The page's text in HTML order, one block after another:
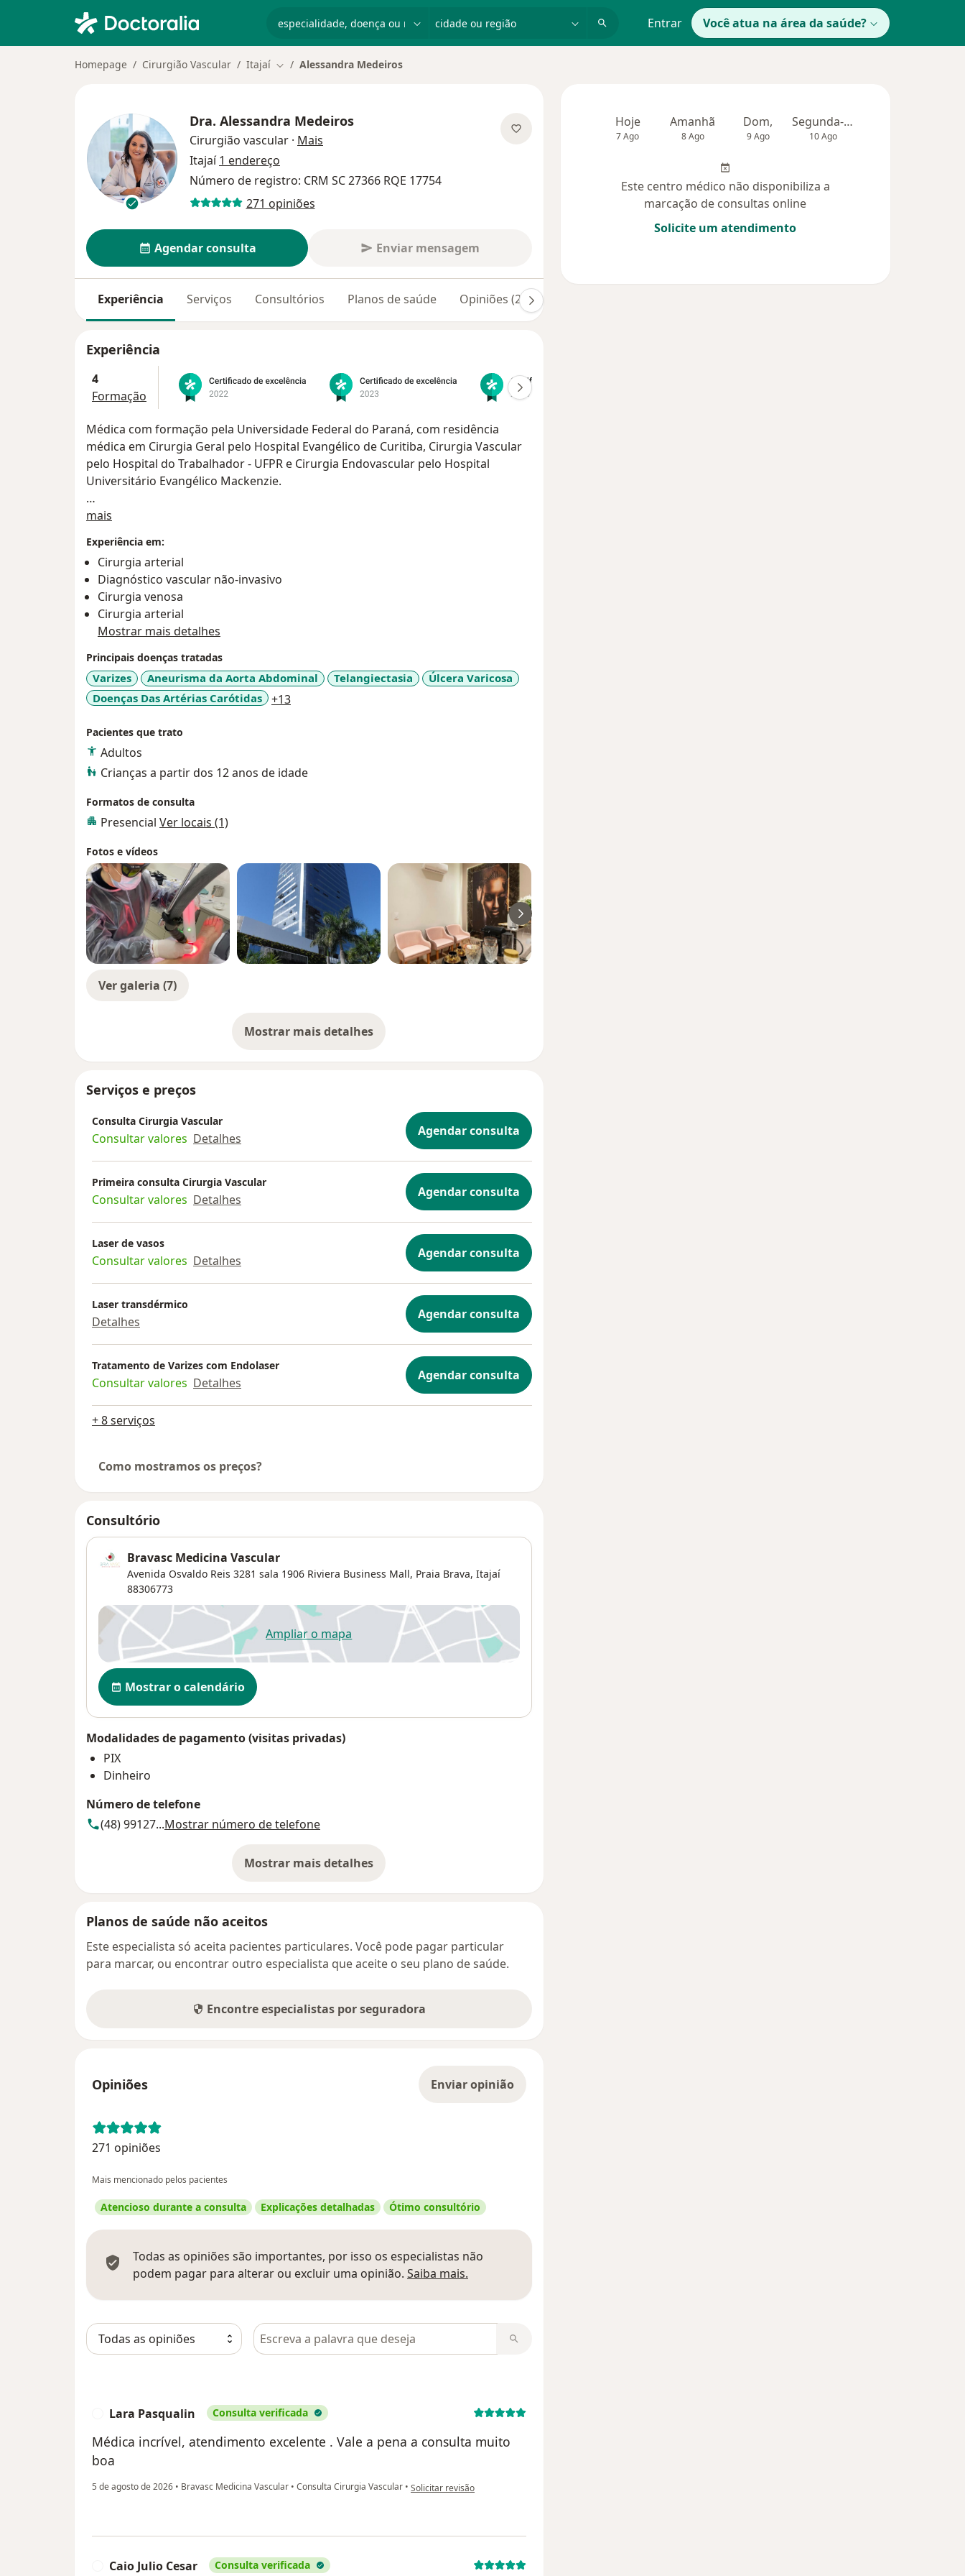
Entrar Você atua na área da saúde?
Homepage Cirurgião Vascular Itajaí Mudar de cidade
Alessandra Medeiros
Dra. Alessandra Medeiros
Cirurgião vascular · Mais
Itajaí1 endereço
Número de registro: CRM SC 27366 RQE 17754
271 opiniões
Agendar consulta Enviar mensagem
Experiência Serviços Consultórios Planos de saúde Opiniões (271)
Experiência
4
Formação
Médica com formação pela Universidade Federal do Paraná, com residência
médica em Cirurgia Geral pelo Hospital Evangélico de Curitiba, Cirurgia Vascular
pelo Hospital do Trabalhador - UFPR e Cirurgia Endovascular pelo Hospital
Universitário Evangélico Mackenzie.
Atuação na área de cirurgia vascular, endovascular, angiologia, flebologia,
procedimentos ambulatoriais e cirúrgicos.
mais
Experiência em:
Cirurgia arterial
Diagnóstico vascular não-invasivo
Cirurgia venosa
Cirurgia arterial
Mostrar mais detalhes
Principais doenças tratadas
Varizes Aneurisma da Aorta Abdominal Telangiectasia
Úlcera Varicosa
Doenças Das Artérias Carótidas
+13a11y_sr_more_diseases
Pacientes que trato
Adultos
Crianças a partir dos 12 anos de idade
Formatos de consulta
Presencial Ver locais (1)
Fotos e vídeos
Ver galeria (7)
Mostrar mais detalhes
sobre a experiência
Serviços e preços
Consulta Cirurgia Vascular
Consultar valores Detalhes Agendar consulta
Primeira consulta Cirurgia Vascular
Consultar valores Detalhes Agendar consulta
Laser de vasos
Consultar valores Detalhes Agendar consulta
Laser transdérmico
Detalhes Agendar consulta
Tratamento de Varizes com Endolaser
Consultar valores Detalhes Agendar consulta
+ 8 serviços
Como mostramos os preços?
Consultório
Bravasc Medicina Vascular
Avenida Osvaldo Reis 3281 sala 1906 Riviera Business Mall, Praia Brava, Itajaí
88306773
Ampliar o mapaabre num novo separador
Disponibilidade
Mostrar o calendário
Modalidades de pagamento (visitas privadas)
PIX
Dinheiro
Número de telefone
(48) 99127...Mostrar número de telefone
Mostrar mais detalhes
sobre o endereço
Planos de saúde não aceitos
Este especialista só aceita pacientes particulares. Você pode pagar particular
para marcar, ou encontrar outro especialista que aceite o seu plano de saúde.
Encontre especialistas por seguradora
Opiniões Enviar opinião
271 opiniões
Mais mencionado pelos pacientes
Atencioso durante a consulta Explicações detalhadas Ótimo consultório
Todas as opiniões são importantes, por isso os especialistas não
podem pagar para alterar ou excluir uma opinião. Saiba mais.
Pesquisar em opiniões
Lara Pasqualin Consulta verificada
Médica incrível, atendimento excelente . Vale a pena a consulta muito
boa
5 de agosto de 2026 • Bravasc Medicina Vascular • Consulta Cirurgia Vascular • na opinião do utilizador Lara Pasqualin
Solicitar revisão
Caio Julio Cesar Consulta verificada
Hoje
7 Ago
Amanhã
8 Ago
Dom,
9 Ago
Segunda-feira
10 Ago
Este centro médico não disponibiliza a
marcação de consultas online
Solicite um atendimento